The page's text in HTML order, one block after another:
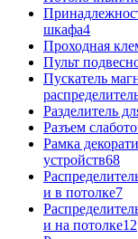
шкафа4
Проходная
Пульт
Пускатель
Разделитель
Разъем
Рамка
устройств68
и в потолке7
и на потолке12